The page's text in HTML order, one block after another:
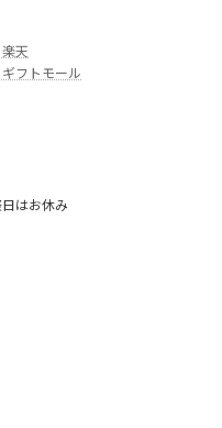
天
フトモール
はお休み